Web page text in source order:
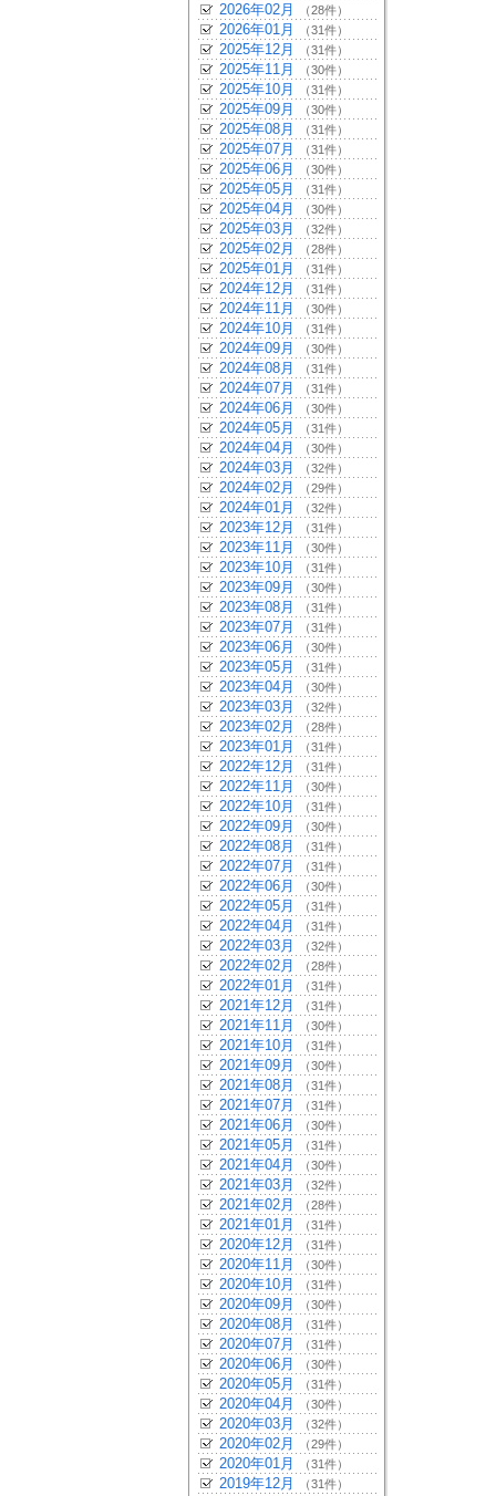
2026年02月 （28件）
2026年01月 （31件）
2025年12月 （31件）
2025年11月 （30件）
2025年10月 （31件）
2025年09月 （30件）
2025年08月 （31件）
2025年07月 （31件）
2025年06月 （30件）
2025年05月 （31件）
2025年04月 （30件）
2025年03月 （32件）
2025年02月 （28件）
2025年01月 （31件）
2024年12月 （31件）
2024年11月 （30件）
2024年10月 （31件）
2024年09月 （30件）
2024年08月 （31件）
2024年07月 （31件）
2024年06月 （30件）
2024年05月 （31件）
2024年04月 （30件）
2024年03月 （32件）
2024年02月 （29件）
2024年01月 （32件）
2023年12月 （31件）
2023年11月 （30件）
2023年10月 （31件）
2023年09月 （30件）
2023年08月 （31件）
2023年07月 （31件）
2023年06月 （30件）
2023年05月 （31件）
2023年04月 （30件）
2023年03月 （32件）
2023年02月 （28件）
2023年01月 （31件）
2022年12月 （31件）
2022年11月 （30件）
2022年10月 （31件）
2022年09月 （30件）
2022年08月 （31件）
2022年07月 （31件）
2022年06月 （30件）
2022年05月 （31件）
2022年04月 （31件）
2022年03月 （32件）
2022年02月 （28件）
2022年01月 （31件）
2021年12月 （31件）
2021年11月 （30件）
2021年10月 （31件）
2021年09月 （30件）
2021年08月 （31件）
2021年07月 （31件）
2021年06月 （30件）
2021年05月 （31件）
2021年04月 （30件）
2021年03月 （32件）
2021年02月 （28件）
2021年01月 （31件）
2020年12月 （31件）
2020年11月 （30件）
2020年10月 （31件）
2020年09月 （30件）
2020年08月 （31件）
2020年07月 （31件）
2020年06月 （30件）
2020年05月 （31件）
2020年04月 （30件）
2020年03月 （32件）
2020年02月 （29件）
2020年01月 （31件）
2019年12月 （31件）